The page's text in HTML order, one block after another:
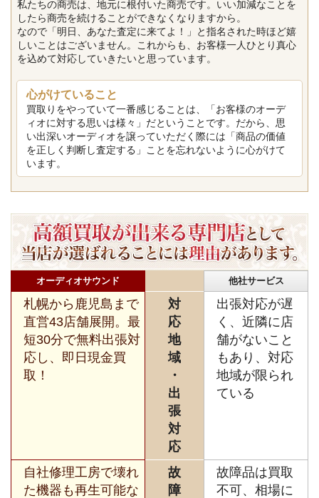
私たちの商売は、地元に根付いた商売です。いい加減なことを
したら商売を続けることができなくなりますから。
なので「明日、あなた査定に来てよ！」と指名された時ほど嬉
しいことはございません。これからも、お客様一人ひとり真心
を込めて対応していきたいと思っています。
心がけていること
買取りをやっていて一番感じることは、「お客様のオーデ
ィオに対する思いは様々」だということです。だから、思
い出深いオーディオを譲っていただく際には「商品の価値
を正しく判断し査定する」ことを忘れないように心がけて
います。
オーディオサウンド 他社サービス
札幌から鹿児島まで
直営43店舗展開。最
短30分で無料出張対
応し、即日現金買
取！
対
応
地
域
・
出
張
対
応
出張対応が遅
く、近隣に店
舗がないこと
もあり、対応
地域が限られ
ている
自社修理工房で壊れ
た機器も再生可能な
故
障
故障品は買取
不可、相場に